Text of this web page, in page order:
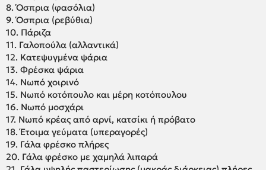
8. Όσπρια (φασόλια)
9. Όσπρια (ρεβύθια)
10. Πάριζα
11. Γαλοπούλα (αλλαντικά)
12. Κατεψυγμένα ψάρια
13. Φρέσκα ψάρια
14. Νωπό χοιρινό
15. Νωπό κοτόπουλο και μέρη κοτόπουλου
16. Νωπό μοσχάρι
17. Νωπό κρέας από αρνί, κατσίκι ή πρόβατο
18. Έτοιμα γεύματα (υπεραγορές)
19. Γάλα φρέσκο πλήρες
20. Γάλα φρέσκο με χαμηλά λιπαρά